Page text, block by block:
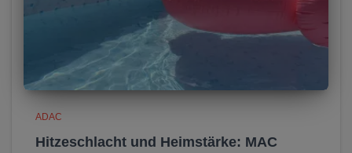
ADAC
Hitzeschlacht und Heimstärke: MAC